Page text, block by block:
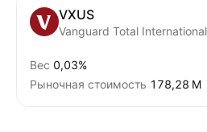
VXUS
Вес 0,03%
Рыночная стоимость ‪178,28 M‬